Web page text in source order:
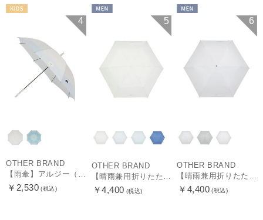
4
OTHER BRAND
￥2,530 (税込)
5
OTHER BRAND
￥4,400 (税込)
6
OTHER BRAND
￥4,400 (税込)